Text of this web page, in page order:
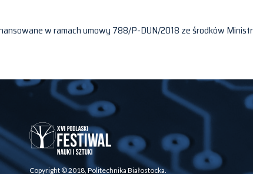
w ramach umowy 788/P-DUN/2018 ze środków
Copyright © 2018, Politechnika Białostocka.